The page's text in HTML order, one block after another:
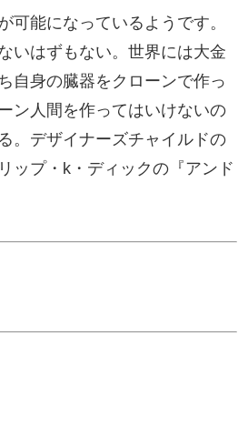
能になっているようです。
いはずもない。世界には大金
自身の臓器をクローンで作っ
ン人間を作ってはいけないの
。デザイナーズチャイルドの
ップ・k・ディックの『アンド